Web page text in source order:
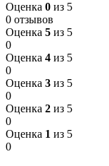
Оценка 0 из 5
0 отзывов
Оценка 5 из 5
0
Оценка 4 из 5
0
Оценка 3 из 5
0
Оценка 2 из 5
0
Оценка 1 из 5
0